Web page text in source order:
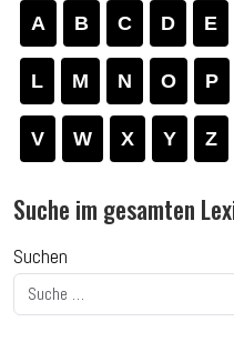
A B C D E
L M N O P
V W X Y Z
Suche im gesamten
Suchen